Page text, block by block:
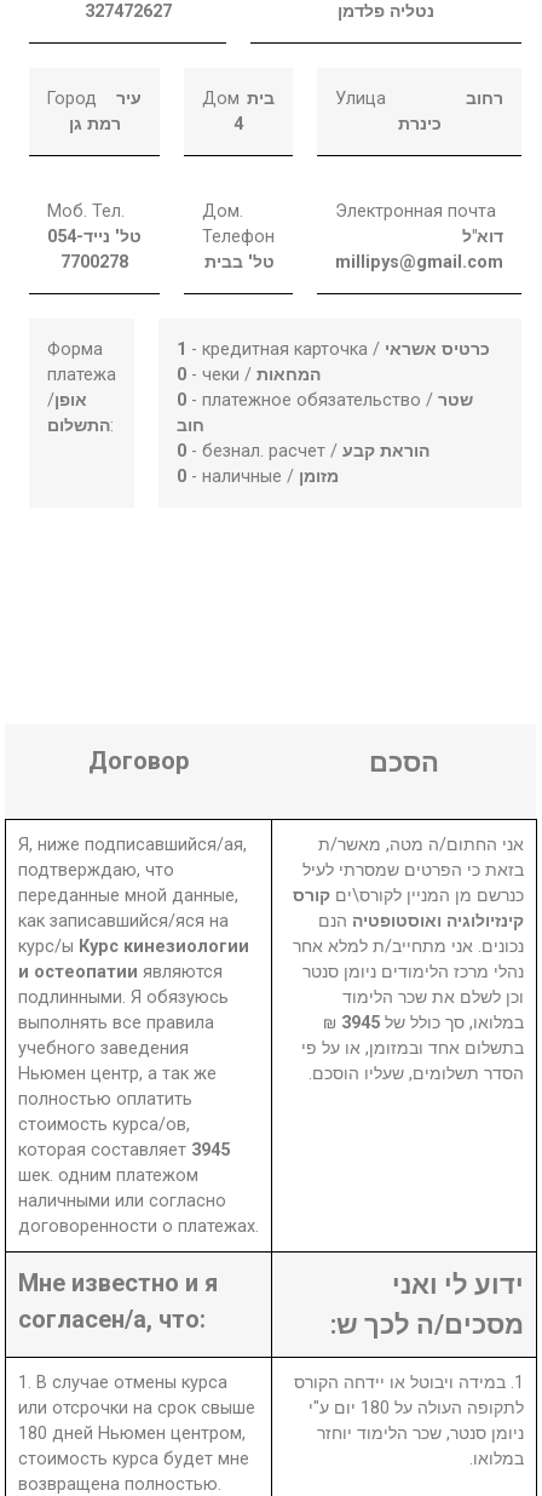
327472627
נטליה פלדמן
Город
עיר
רמת גן
Дом בית
4
Улица
רחוב
כינרת
Моб. Тел.
טל' נייד054-
7700278
Дом.
Телефон
טל' בבית
Электронная почта
דוא"ל
millipys@gmail.com
Форма
платежа
/אופן
התשלום:
1 - кредитная карточка / כרטיס אשראי
0 - чеки /המחאות
0 - платежное обязательство /שטר
חוב
0 - безнал. расчет /הוראת קבע
0 - наличные / מזומן
Договор הסכם
Я, ниже подписавшийся/ая,
подтверждаю, что
переданные мной данные,
как записавшийся/яся на
курс/ы Курс кинезиологии
и остеопатииявляются
подлинными. Я обязуюсь
выполнять все правила
учебного заведения
Ньюмен центр, а так же
полностью оплатить
стоимость курса/ов,
которая составляет 3945
шек. одним платежом
наличными или согласно
договоренности о платежах.
אני החתום/ה מטה, מאשר/ת
בזאת כי הפרטים שמסרתי לעיל
כנרשם מן המניין לקורס\ים קורס
קינזיולוגיה ואוסטופטיה הנם
נכונים. אני מתחייב/ת למלא אחר
נהלי מרכז הלימודים ניומן סנטר
וכן לשלם את שכר הלימוד
במלואו, סך כולל של 3945
₪
בתשלום אחד ובמזומן, או על פי
הסדר תשלומים, שעליו הוסכם.
Мне известно и я
согласен/а, что:
ידוע לי ואני
מסכים/ה לכך ש:
1. В случае отмены курса
или отсрочки на срок свыше
180 дней Ньюмен центром,
стоимость курса будет мне
возвращена полностью.
1. במידה ויבוטל או יידחה הקורס
לתקופה העולה על 180 יום ע"י
ניומן סנטר, שכר הלימוד יוחזר
במלואו.